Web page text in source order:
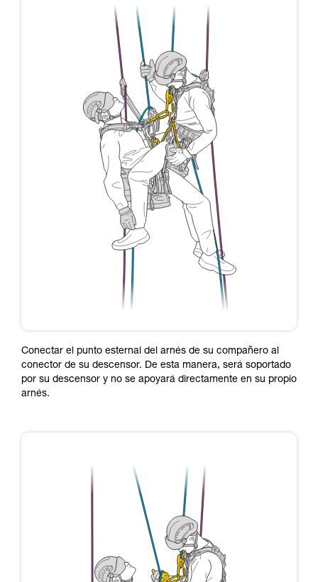
Conectar el punto esternal del arnés de su compañero al
conector de su descensor. De esta manera, será soportado
por su descensor y no se apoyará directamente en su propio
arnés.